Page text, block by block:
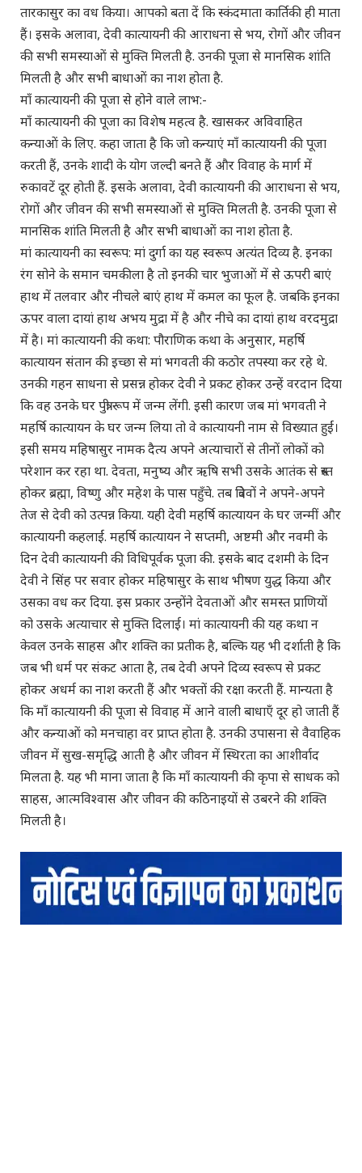
तारकासुर का वध किया। आपको बता दें कि स्कंदमाता कार्तिकी ही माता
हैं। इसके अलावा, देवी कात्यायनी की आराधना से भय, रोगों और जीवन
की सभी समस्याओं से मुक्ति मिलती है. उनकी पूजा से मानसिक शांति
मिलती है और सभी बाधाओं का नाश होता है.
माँ कात्यायनी की पूजा से होने वाले लाभ:-
माँ कात्यायनी की पूजा का विशेष महत्व है. खासकर अविवाहित
कन्याओं के लिए. कहा जाता है कि जो कन्याएं माँ कात्यायनी की पूजा
करती हैं, उनके शादी के योग जल्दी बनते हैं और विवाह के मार्ग में
रुकावटें दूर होती हैं. इसके अलावा, देवी कात्यायनी की आराधना से भय,
रोगों और जीवन की सभी समस्याओं से मुक्ति मिलती है. उनकी पूजा से
मानसिक शांति मिलती है और सभी बाधाओं का नाश होता है.
मां कात्यायनी का स्वरूप: मां दुर्गा का यह स्वरूप अत्यंत दिव्य है. इनका
रंग सोने के समान चमकीला है तो इनकी चार भुजाओं में से ऊपरी बाएं
हाथ में तलवार और नीचले बाएं हाथ में कमल का फूल है. जबकि इनका
ऊपर वाला दायां हाथ अभय मुद्रा में है और नीचे का दायां हाथ वरदमुद्रा
में है। मां कात्यायनी की कथा: पौराणिक कथा के अनुसार, महर्षि
कात्यायन संतान की इच्छा से मां भगवती की कठोर तपस्या कर रहे थे.
उनकी गहन साधना से प्रसन्न होकर देवी ने प्रकट होकर उन्हें वरदान दिया
कि वह उनके घर पुत्री रूप में जन्म लेंगी. इसी कारण जब मां भगवती ने
महर्षि कात्यायन के घर जन्म लिया तो वे कात्यायनी नाम से विख्यात हुईं।
इसी समय महिषासुर नामक दैत्य अपने अत्याचारों से तीनों लोकों को
परेशान कर रहा था. देवता, मनुष्य और ऋषि सभी उसके आतंक से त्रस्त
होकर ब्रह्मा, विष्णु और महेश के पास पहुँचे. तब त्रिदेवों ने अपने-अपने
तेज से देवी को उत्पन्न किया. यही देवी महर्षि कात्यायन के घर जन्मीं और
कात्यायनी कहलाईं. महर्षि कात्यायन ने सप्तमी, अष्टमी और नवमी के
दिन देवी कात्यायनी की विधिपूर्वक पूजा की. इसके बाद दशमी के दिन
देवी ने सिंह पर सवार होकर महिषासुर के साथ भीषण युद्ध किया और
उसका वध कर दिया. इस प्रकार उन्होंने देवताओं और समस्त प्राणियों
को उसके अत्याचार से मुक्ति दिलाई। मां कात्यायनी की यह कथा न
केवल उनके साहस और शक्ति का प्रतीक है, बल्कि यह भी दर्शाती है कि
जब भी धर्म पर संकट आता है, तब देवी अपने दिव्य स्वरूप से प्रकट
होकर अधर्म का नाश करती हैं और भक्तों की रक्षा करती हैं. मान्यता है
कि माँ कात्यायनी की पूजा से विवाह में आने वाली बाधाएँ दूर हो जाती हैं
और कन्याओं को मनचाहा वर प्राप्त होता है. उनकी उपासना से वैवाहिक
जीवन में सुख-समृद्धि आती है और जीवन में स्थिरता का आशीर्वाद
मिलता है. यह भी माना जाता है कि माँ कात्यायनी की कृपा से साधक को
साहस, आत्मविश्वास और जीवन की कठिनाइयों से उबरने की शक्ति
मिलती है।